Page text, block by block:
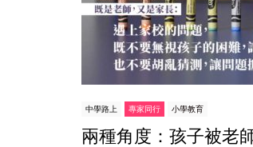
中學路上 專家同行 小學教育
兩種角度：孩子被老